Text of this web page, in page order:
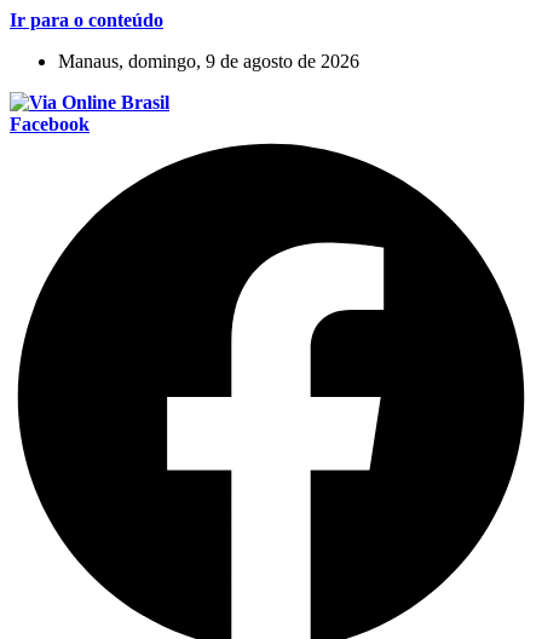
Ir para o conteúdo
Manaus, domingo, 9 de agosto de 2026
Facebook